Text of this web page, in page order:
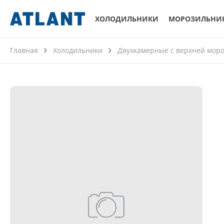
ХОЛОДИЛЬНИКИ
Главная Холодильники Двухкамерные с верхней